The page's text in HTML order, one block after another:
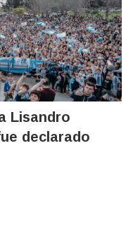
Lisandro
declarado